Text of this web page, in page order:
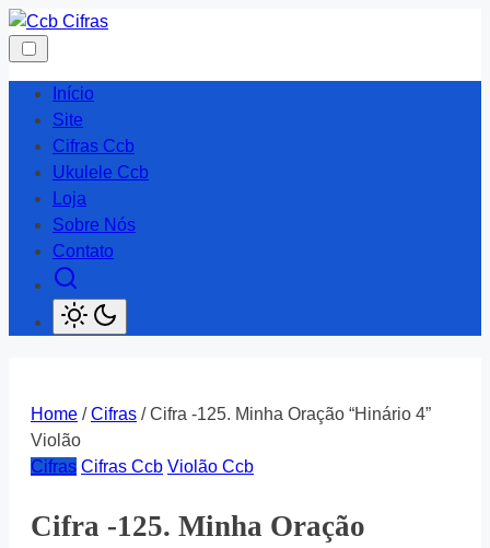
Skip
Início
Site
Cifras Ccb
Ukulele Ccb
Loja
Sobre Nós
Contato
Home /Cifras / Cifra -125. Minha Oração “Hinário 4”
Violão
Cifras Cifras Ccb Violão Ccb
Cifra -125. Minha Oração